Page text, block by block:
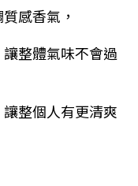
感香氣，
整體氣味不會過
整個人有更清爽